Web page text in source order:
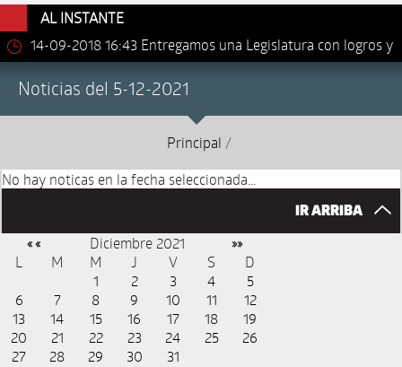
AL INSTANTE
14-09-2018 16:43 Entregamos una Legislatura con logros y
Noticias del 5-12-2021
Principal /
No hay noticas en la fecha seleccionada...
IR ARRIBA
« « Diciembre 2021 »»
L M M J V S
D
1
2 3 4
5
6
7 8 9 10 11
12
13
14 15 16 17 18
19
20
21 22 23 24 25
26
27
28 29 30 31